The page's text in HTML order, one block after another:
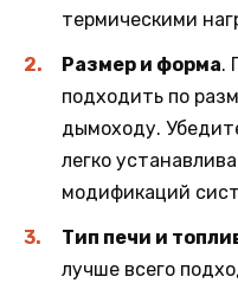
термическими
Размер и форма.
подходить по
дымоходу.
легко
модификаций
Тип печи и
лучше всего